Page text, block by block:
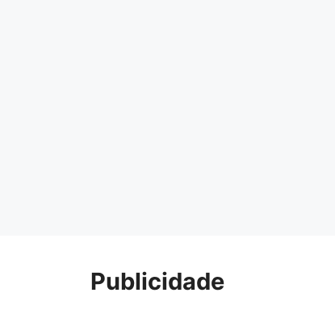
Publicidade